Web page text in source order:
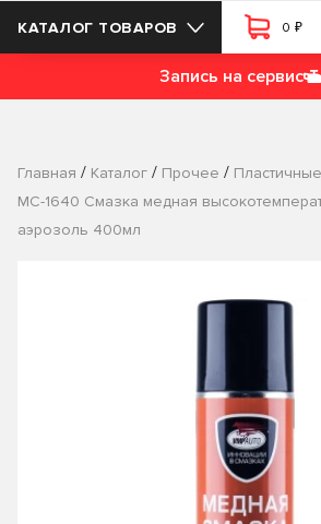
КАТАЛОГ ТОВАРОВ 0 ₽
Запись на сервис
Главная / Каталог / Прочее /
МС-1640 Смазка медная
аэрозоль 400мл